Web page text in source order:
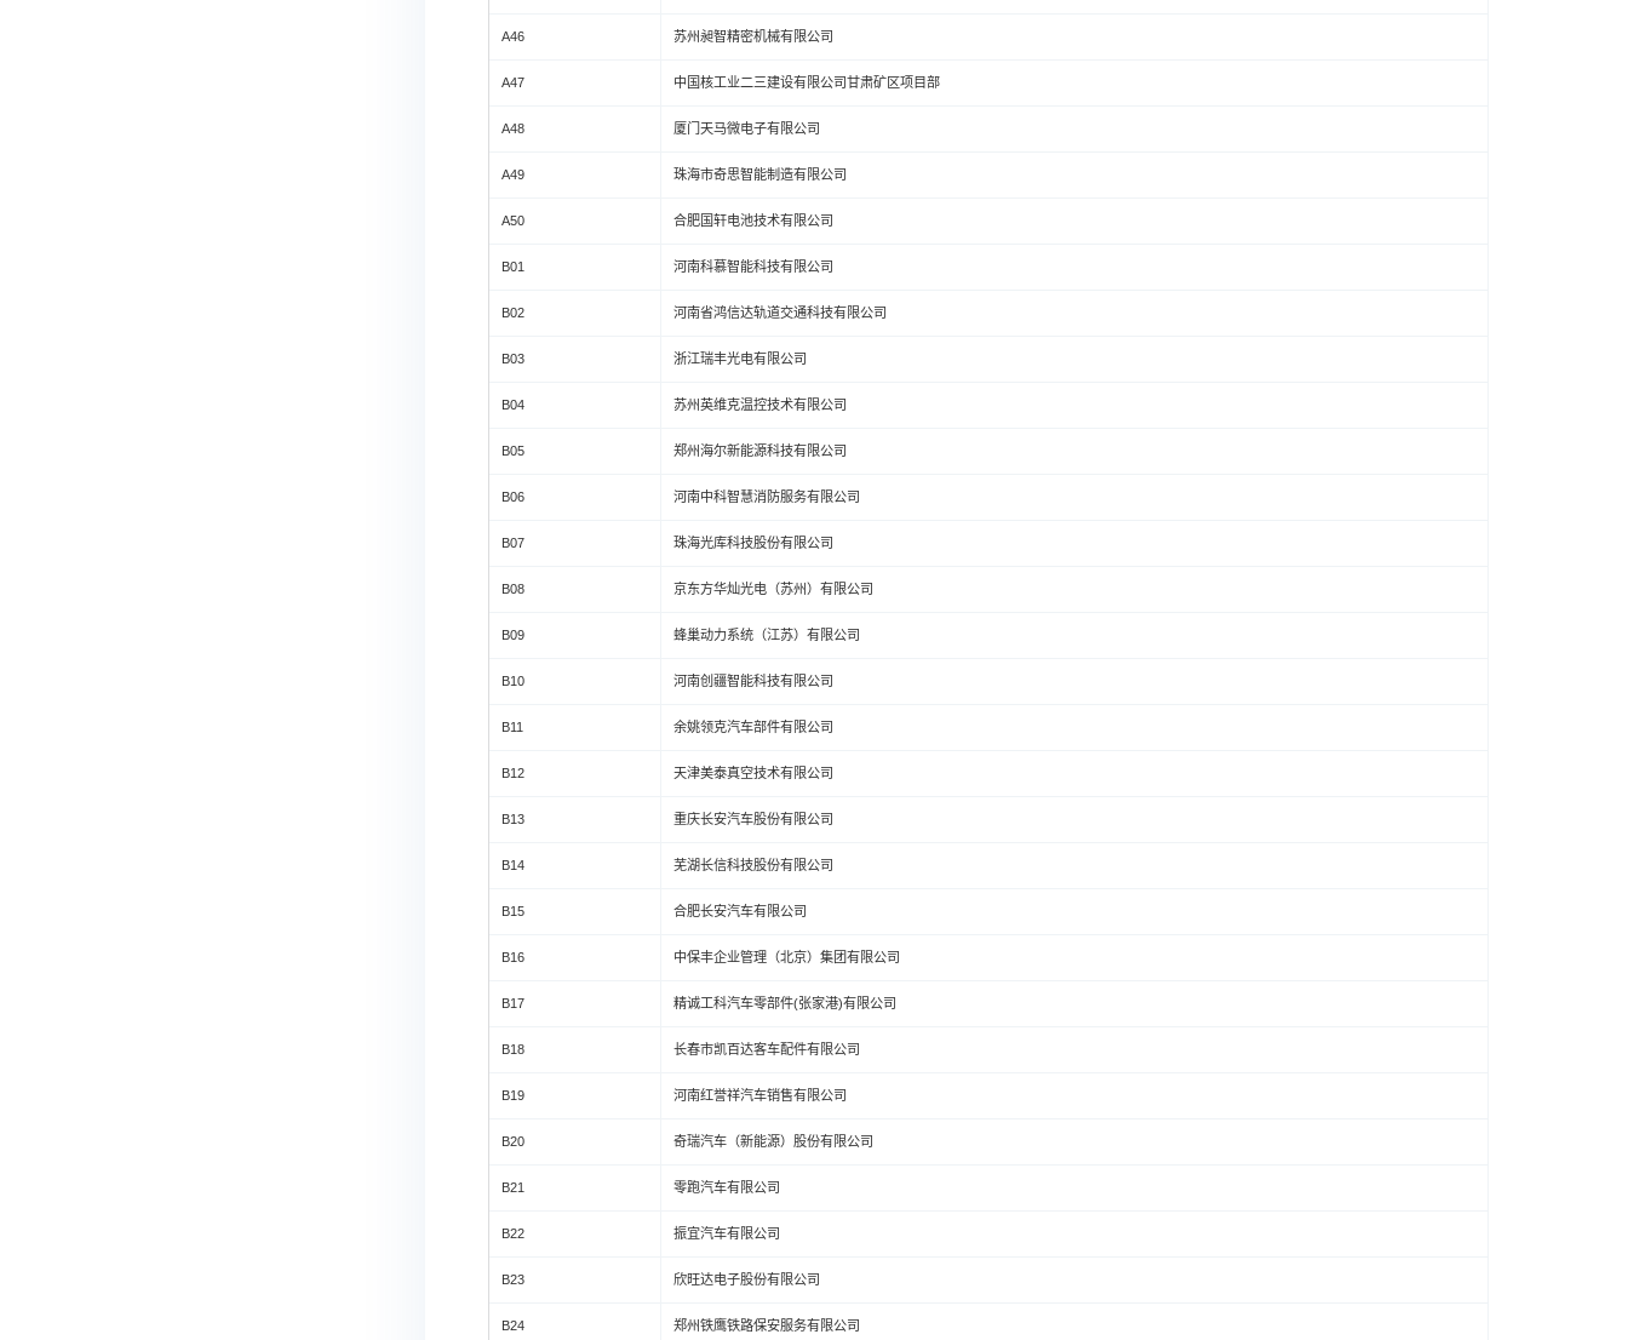
A46 苏州昶智精密机械有限公司
A47 中国核工业二三建设有限公司甘肃矿区项目部
A48 厦门天马微电子有限公司
A49 珠海市奇思智能制造有限公司
A50 合肥国轩电池技术有限公司
B01 河南科慕智能科技有限公司
B02 河南省鸿信达轨道交通科技有限公司
B03 浙江瑞丰光电有限公司
B04 苏州英维克温控技术有限公司
B05 郑州海尔新能源科技有限公司
B06 河南中科智慧消防服务有限公司
B07 珠海光库科技股份有限公司
B08 京东方华灿光电（苏州）有限公司
B09 蜂巢动力系统（江苏）有限公司
B10 河南创疆智能科技有限公司
B11 余姚领克汽车部件有限公司
B12 天津美泰真空技术有限公司
B13 重庆长安汽车股份有限公司
B14 芜湖长信科技股份有限公司
B15 合肥长安汽车有限公司
B16 中保丰企业管理（北京）集团有限公司
B17 精诚工科汽车零部件(张家港)有限公司
B18 长春市凯百达客车配件有限公司
B19 河南红誉祥汽车销售有限公司
B20 奇瑞汽车（新能源）股份有限公司
B21 零跑汽车有限公司
B22 振宜汽车有限公司
B23 欣旺达电子股份有限公司
B24 郑州铁鹰铁路保安服务有限公司